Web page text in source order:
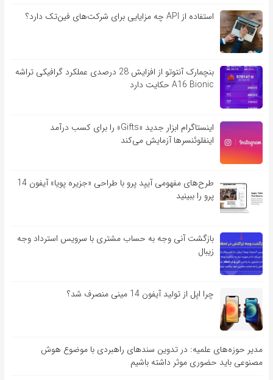
استفاده از API چه مزایایی برای شرکت‌های فین‌تک دارد؟
بنچمارک آنتوتو از افزایش 28 درصدی عملکرد گرافیکی تراشه
A16 Bionic حکایت دارد
اینستاگرام ابزار جدید «Gifts» را برای کسب درآمد
اینفلوئنسرها آزمایش می‌کند
طرح‌های مفهومی آیپد پرو با طراحی «جزیره پویا» آیفون 14
پرو را ببینید
بازگشت آنی وجه به حساب مشتری با سرویس استرداد وجه
زیبال
چرا اپل از تولید آیفون 14 مینی منصرف شد؟
مدیر حوزه‌های علمیه: در تدوین سندهای راهبردی با موضوع هوش
مصنوعی باید حضوری موثر داشته باشیم